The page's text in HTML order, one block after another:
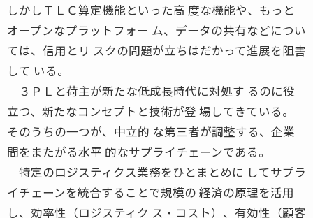
しかしＴＬＣ算定機能といった高 度な機能や、もっと
オープンなプラットフォー ム、データの共有などについ
ては、信用とリ スクの問題が立ちはだかって進展を阻害
して いる。
３ＰＬと荷主が新たな低成長時代に対処す るのに役
立つ、新たなコンセプトと技術が登 場してきている。
そのうちの一つが、中立的 な第三者が調整する、企業
間をまたがる水平 的なサプライチェーンである。
特定のロジスティクス業務をひとまとめに してサプラ
イチェーンを統合することで規模の 経済の原理を活用
し、効率性（ロジスティク ス・コスト）、有効性（顧客